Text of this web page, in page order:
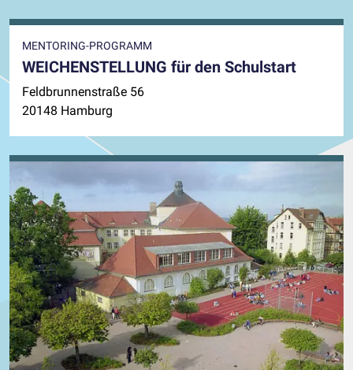
MENTORING-PROGRAMM
WEICHENSTELLUNG für den Schulstart
Feldbrunnenstraße 56
20148 Hamburg